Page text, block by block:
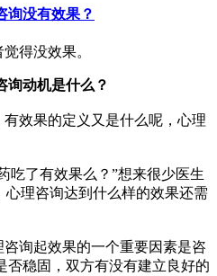
询没有效果？
得没效果。
询动机是什么？
效果的定义又是什么呢，心理
吃了有效果么？”想来很少医生
心理咨询达到什么样的效果还需
询起效果的一个重要因素是咨
否稳固，双方有没有建立良好的